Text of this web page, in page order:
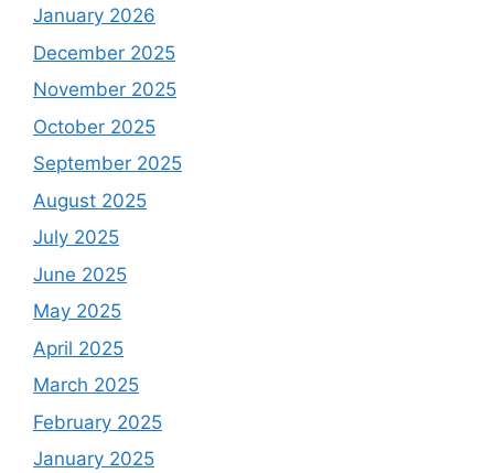
January 2026
December 2025
November 2025
October 2025
September 2025
August 2025
July 2025
June 2025
May 2025
April 2025
March 2025
February 2025
January 2025